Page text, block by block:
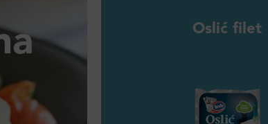
Oslić filet